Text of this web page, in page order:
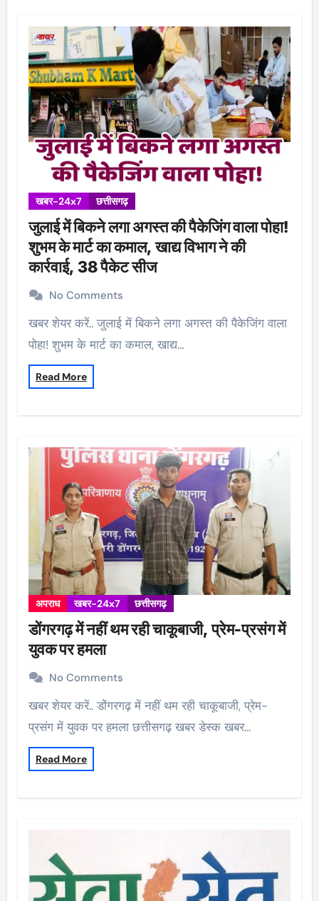
खबर-24x7 छत्तीसगढ़
जुलाई में बिकने लगा अगस्त की पैकेजिंग वाला पोहा!
शुभम के मार्ट का कमाल, खाद्य विभाग ने की
कार्रवाई, 38 पैकेट सीज
No Comments
खबर शेयर करें.. जुलाई में बिकने लगा अगस्त की पैकेजिंग वाला
पोहा! शुभम के मार्ट का कमाल, खाद्य…
Read More
अपराध खबर-24x7 छत्तीसगढ़
डोंगरगढ़ में नहीं थम रही चाकूबाजी, प्रेम-प्रसंग में
युवक पर हमला
No Comments
खबर शेयर करें.. डोंगरगढ़ में नहीं थम रही चाकूबाजी, प्रेम-
प्रसंग में युवक पर हमला छत्तीसगढ़ खबर डेस्क खबर…
Read More